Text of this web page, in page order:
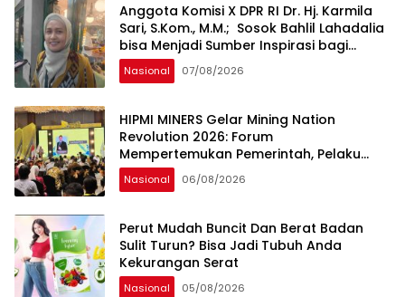
Anggota Komisi X DPR RI Dr. Hj. Karmila
Sari, S.Kom., M.M.; Sosok Bahlil Lahadalia
bisa Menjadi Sumber Inspirasi bagi
Generasi Muda, Pelaku Usaha,
Pemerintah, maupun Pemangku
sama Memberikan Kontribusi bagi
Pembangunan Nasional.
Nasional 07/08/2026
HIPMI MINERS Gelar Mining Nation
Revolution 2026: Forum
Mempertemukan Pemerintah, Pelaku
Industri, Investor, Akademisi, dan
Pengusaha dalam Mendukung
Nasional 06/08/2026
Perut Mudah Buncit Dan Berat Badan
Sulit Turun? Bisa Jadi Tubuh Anda
Kekurangan Serat
Nasional 05/08/2026